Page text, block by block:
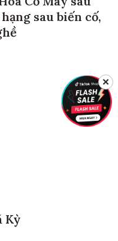
sau biến cố,
Kỳ
✕